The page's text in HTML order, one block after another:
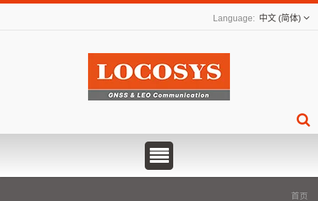
中文 (简体)
首页